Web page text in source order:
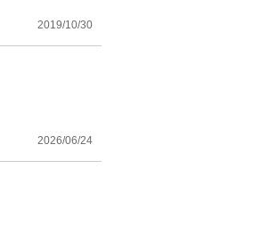
2019/10/30
2026/06/24